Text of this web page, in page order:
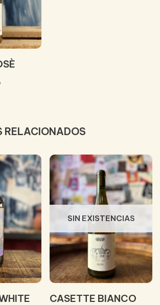
RELACIONADOS
SIN EXISTENCIAS
CASETTE BIANCO